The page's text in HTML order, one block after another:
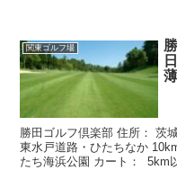
関東ゴルフ場
勝田ゴルフ倶楽部 住所： 茨
東水戸道路・ひたちなか
たち海浜公園 カート： 5km